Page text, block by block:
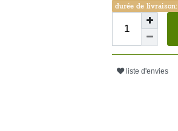
durée de
liste d'envies